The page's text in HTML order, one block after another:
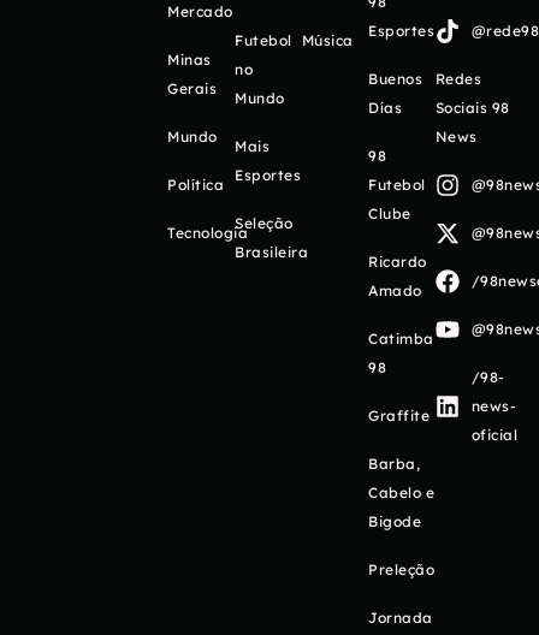
Mercado
Minas
Gerais
Mundo
Política
Tecnologia
Futebol
no
Mundo
Mais
Esportes
Seleção
Brasileira
Música
Esportes
Buenos
Días
98
Futebol
Clube
Ricardo
Amado
Catimba
98
Graffite
Barba,
Cabelo e
Bigode
Preleção
Jornada
Redes
Sociais 98
News
/
/98-
news-
oficial